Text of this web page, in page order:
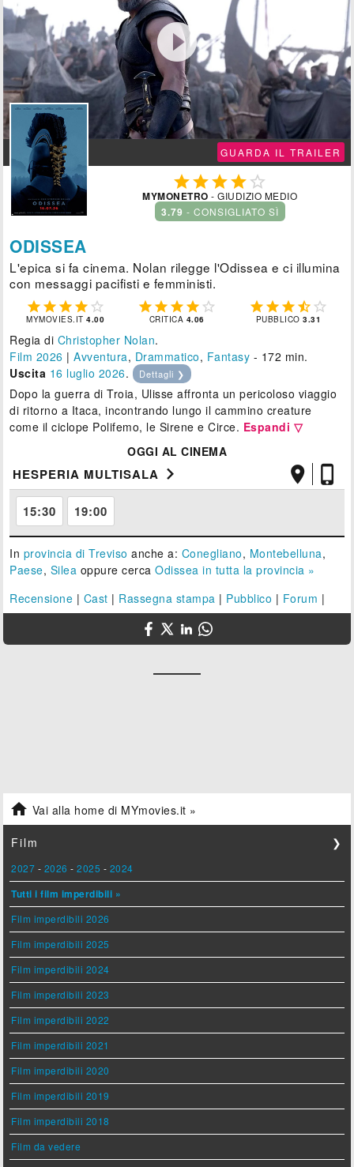

GUARDA IL TRAILER
 
MYMONETRO - GIUDIZIO MEDIO
3.79 - CONSIGLIATO SÌ
ODISSEA
L'epica si fa cinema. Nolan rilegge l'Odissea e ci illumina
con messaggi pacifisti e femministi.
    
MYMOVIES.IT4.00
    
CRITICA 4.06
    
PUBBLICO3.31
Regia di Christopher Nolan.
Film 2026 |Avventura, Drammatico, Fantasy - 172 min.
Uscita 16 luglio 2026. Dettagli ❯
Dopo la guerra di Troia, Ulisse affronta un pericoloso viaggio
di ritorno a Itaca, incontrando lungo il cammino creature
come il ciclope Polifemo, le Sirene e Circe. Espandi ▽
OGGI AL CINEMA


HESPERIA MULTISALA 
15:30 19:00
In provincia di Treviso anche a: Conegliano, Montebelluna,
Paese, Silea oppure cercaOdissea in tutta la provincia »
Recensione | Cast | Rassegna stampa | Pubblico | Forum |
 Vai alla home di MYmovies.it »
Film ❯
2027 - 2026 -2025 - 2024
Tutti i film imperdibili »
Film imperdibili 2026
Film imperdibili 2025
Film imperdibili 2024
Film imperdibili 2023
Film imperdibili 2022
Film imperdibili 2021
Film imperdibili 2020
Film imperdibili 2019
Film imperdibili 2018
Film da vedere